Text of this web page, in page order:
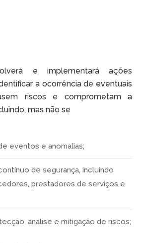
e implementará ações
a ocorrência de eventuais
riscos e comprometam a
mas não se
eventos e anomalias;
de segurança, incluindo
prestadores de serviços e
análise e mitigação de riscos;